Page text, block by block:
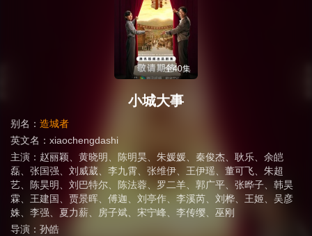
全40集
小城大事
别名： 造城者
英文名： xiaochengdashi
主演： 赵丽颖 黄晓明 陈明昊 朱媛媛 秦俊杰 耿乐
余皑
磊
张国强 刘威葳 李九霄 张维伊 王伊瑶 董可飞
朱超
艺
陈昊明 刘巴特尔 陈法蓉 罗二羊 郭广平 张晔子
韩昊
霖
王建国 贾景晖 傅迦 刘亭作 李溪芮 刘桦 王姬
吴彦
姝
李强 夏力薪 房子斌 宋宁峰 李传缨
巫刚
导演： 孙皓